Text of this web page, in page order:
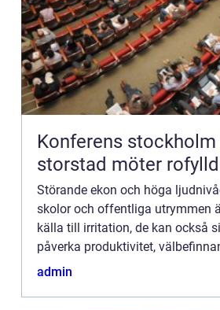
Konferens stockholm när
storstad möter
Störande ekon och höga
skolor och offentliga utrymmen
källa till irritation, de kan också
påverka produktivitet,
kommunikation.
admin